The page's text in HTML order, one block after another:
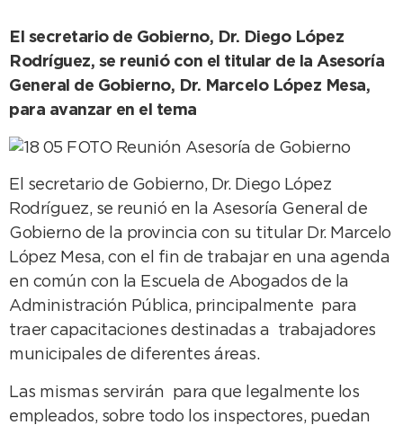
El secretario de Gobierno, Dr. Diego López
Rodríguez, se reunió con el titular de la Asesoría
General de Gobierno, Dr. Marcelo López Mesa,
para avanzar en el tema
El secretario de Gobierno, Dr. Diego López
Rodríguez, se reunió en la Asesoría General de
Gobierno de la provincia con su titular Dr. Marcelo
López Mesa, con el fin de trabajar en una agenda
en común con la Escuela de Abogados de la
Administración Pública, principalmente para
traer capacitaciones destinadas a trabajadores
municipales de diferentes áreas.
Las mismas servirán para que legalmente los
empleados, sobre todo los inspectores, puedan